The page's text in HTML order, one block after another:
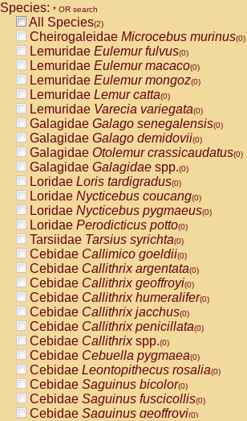
Species: * OR search
All Species(2)
Cheirogaleidae Microcebus murinus(0)
Lemuridae Eulemur fulvus(0)
Lemuridae Eulemur macaco(0)
Lemuridae Eulemur mongoz(0)
Lemuridae Lemur catta(0)
Lemuridae Varecia variegata(0)
Galagidae Galago senegalensis(0)
Galagidae Galago demidovii(0)
Galagidae Otolemur crassicaudatus(0)
Galagidae Galagidae spp.(0)
Loridae Loris tardigradus(0)
Loridae Nycticebus coucang(0)
Loridae Nycticebus pygmaeus(0)
Loridae Perodicticus potto(0)
Tarsiidae Tarsius syrichta(0)
Cebidae Callimico goeldii(0)
Cebidae Callithrix argentata(0)
Cebidae Callithrix geoffroyi(0)
Cebidae Callithrix humeralifer(0)
Cebidae Callithrix jacchus(0)
Cebidae Callithrix penicillata(0)
Cebidae Callithrixspp.(0)
Cebidae Cebuella pygmaea(0)
Cebidae Leontopithecus rosalia(0)
Cebidae Saguinus bicolor(0)
Cebidae Saguinus fuscicollis(0)
Cebidae Saguinus geoffroyi(0)